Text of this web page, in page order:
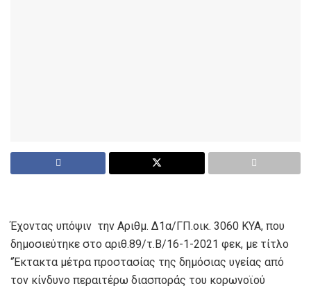
Έχοντας υπόψιν την Αριθμ. Δ1α/ΓΠ.οικ. 3060 ΚΥΑ, που
δημοσιεύτηκε στο αριθ.89/τ.Β/16-1-2021 φεκ, με τίτλο
“Έκτακτα μέτρα προστασίας της δημόσιας υγείας από
τον κίνδυνο περαιτέρω διασποράς του κορωνοϊού